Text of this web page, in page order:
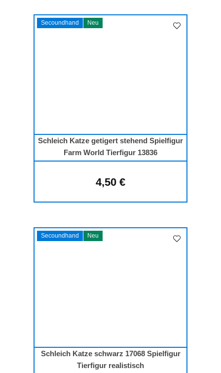
Secoundhand Neu
Schleich Katze getigert stehend Spielfigur
Farm World Tierfigur 13836
Regulärer Preis:
4,50 €
Secoundhand Neu
Schleich Katze schwarz 17068 Spielfigur
Tierfigur realistisch